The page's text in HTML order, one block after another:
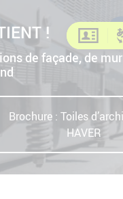
Contact
!
de façade, de
Brochure : Toiles
HAVER